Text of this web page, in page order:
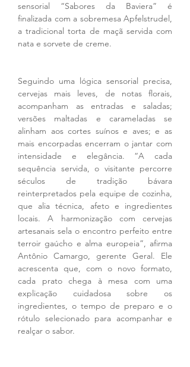
sensorial “Sabores da Baviera” é
finalizada com a sobremesa Apfelstrudel,
a tradicional torta de maçã servida com
nata e sorvete de creme.
Seguindo uma lógica sensorial precisa,
cervejas mais leves, de notas florais,
acompanham as entradas e saladas;
versões maltadas e carameladas se
alinham aos cortes suínos e aves; e as
mais encorpadas encerram o jantar com
intensidade e elegância. “A cada
sequência servida, o visitante percorre
séculos de tradição bávara
reinterpretados pela equipe de cozinha,
que alia técnica, afeto e ingredientes
locais. A harmonização com cervejas
artesanais sela o encontro perfeito entre
terroir gaúcho e alma europeia”, afirma
Antônio Camargo, gerente Geral. Ele
acrescenta que, com o novo formato,
cada prato chega à mesa com uma
explicação cuidadosa sobre os
ingredientes, o tempo de preparo e o
rótulo selecionado para acompanhar e
realçar o sabor.